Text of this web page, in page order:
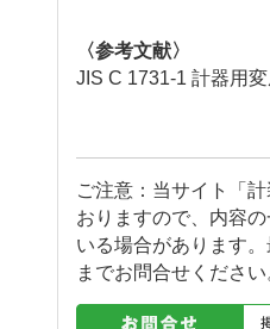
〈参考文献〉
JIS C 1731-1 計器用
ご注意：当サイト「
おりますので、内容
いる場合があります
までお問合せくださ